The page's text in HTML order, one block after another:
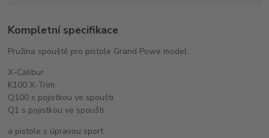
Kompletní specifikace
Pružina spouště pro pistole Grand Powe model:
X-Calibur
K100 X-Trim
Q100 s pojistkou ve spoušti
Q1 s pojistkou ve spoušti
a pistole s úpravou sport